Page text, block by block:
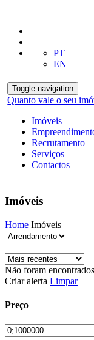
PT
EN
Toggle navigation
Quanto vale o seu
Imóveis
Recrutamento
Serviços
Contactos
Imóveis
Home Imóveis
Não foram
Criar alerta Limpar
Preço